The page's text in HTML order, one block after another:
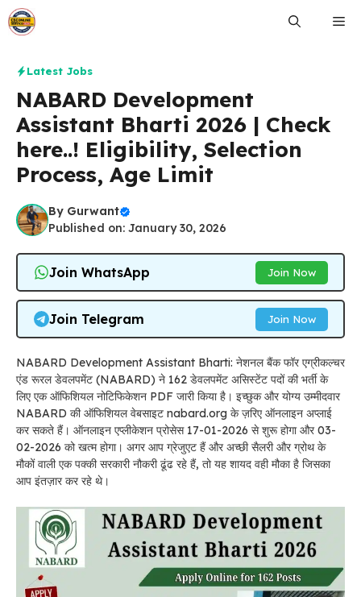
Skip
to
Latest Jobs
NABARD Development
Assistant Bharti 2026 | Check
here..! Eligibility, Selection
Process, Age Limit
By Gurwant
Published on: January 30, 2026
Join WhatsApp Join Now
Join Telegram Join Now
NABARD Development Assistant Bharti: नेशनल बैंक फॉर एग्रीकल्चर
एंड रूरल डेवलपमेंट (NABARD) ने 162 डेवलपमेंट असिस्टेंट पदों की भर्ती के
लिए एक ऑफिशियल नोटिफिकेशन PDF जारी किया है। इच्छुक और योग्य उम्मीदवार
NABARD की ऑफिशियल वेबसाइट nabard.org के ज़रिए ऑनलाइन अप्लाई
कर सकते हैं। ऑनलाइन एप्लीकेशन प्रोसेस 17-01-2026 से शुरू होगा और 03-
02-2026 को खत्म होगा। अगर आप ग्रेजुएट हैं और अच्छी सैलरी और ग्रोथ के
मौकों वाली एक पक्की सरकारी नौकरी ढूंढ रहे हैं, तो यह शायद वही मौका है जिसका
आप इंतज़ार कर रहे थे।